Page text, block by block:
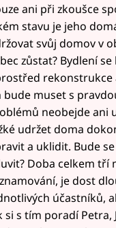
ani při zkoušce
stavu je jeho
svůj domov v
zůstat? Bydlení
rekonstrukce
bude muset s
neobejde ani
udržet doma
a uklidit. Bude
Doba celkem tří
je dost
účastníků,
si s tím poradí Petra,